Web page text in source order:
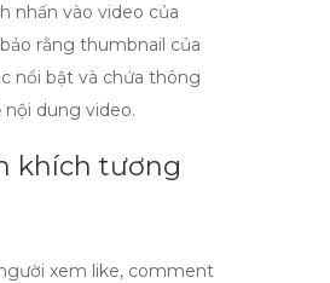
nhấn vào video của
rằng thumbnail của
nổi bật và chứa thông
nội dung video.
khích tương
xem like, comment